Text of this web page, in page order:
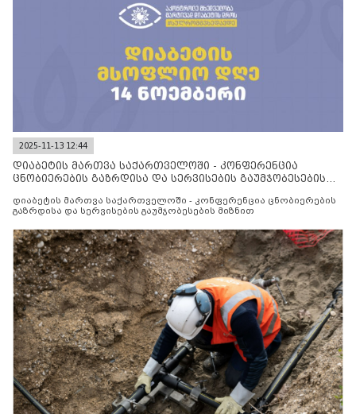
2025-11-13 12:44
დიაბეტის მართვა საქართველოში - კონფერენცია
ცნობიერების გაზრდისა და სერვისების გაუმჯობესების
დიაბეტის მართვა საქართველოში - კონფერენცია ცნობიერების
გაზრდისა და სერვისების გაუმჯობესების მიზნით